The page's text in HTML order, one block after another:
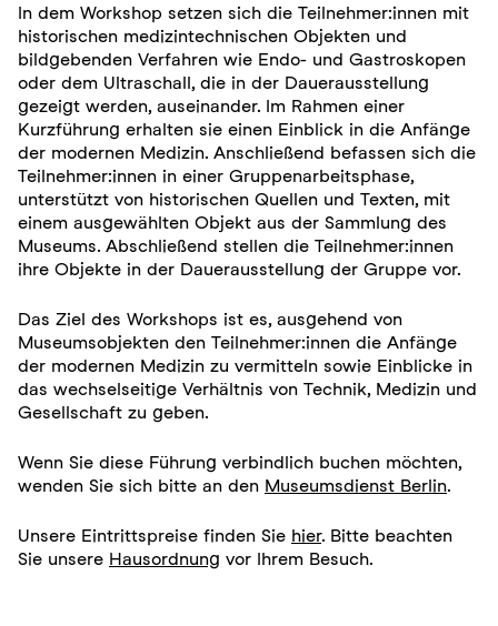
In dem Workshop setzen sich die Teilnehmer:innen mit
historischen medizintechnischen Objekten und
bildgebenden Verfahren wie Endo- und Gastroskopen
oder dem Ultraschall, die in der Dauerausstellung
gezeigt werden, auseinander. Im Rahmen einer
Kurzführung erhalten sie einen Einblick in die Anfänge
der modernen Medizin. Anschließend befassen sich die
Teilnehmer:innen in einer Gruppenarbeitsphase,
unterstützt von historischen Quellen und Texten, mit
einem ausgewählten Objekt aus der Sammlung des
Museums. Abschließend stellen die Teilnehmer:innen
ihre Objekte in der Dauerausstellung der Gruppe vor.
Das Ziel des Workshops ist es, ausgehend von
Museumsobjekten den Teilnehmer:innen die Anfänge
der modernen Medizin zu vermitteln sowie Einblicke in
das wechselseitige Verhältnis von Technik, Medizin und
Gesellschaft zu geben.
Wenn Sie diese Führung verbindlich buchen möchten,
wenden Sie sich bitte an den Museumsdienst Berlin.
Unsere Eintrittspreise finden Sie hier. Bitte beachten
Sie unsere Hausordnung vor Ihrem Besuch.